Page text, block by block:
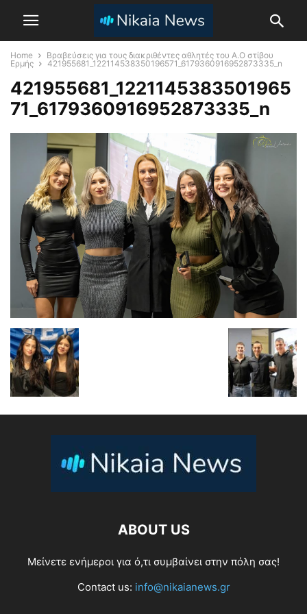
Home
Βραβεύσεις για τους διακριθέντες αθλητές του Α.Ο στίβου
Ερμής
421955681_122114538350196571_6179360916952873335_n
421955681_1221145383501965
71_6179360916952873335_n
ABOUT US
Μείνετε ενήμεροι για ό,τι συμβαίνει στην πόλη σας!
Contact us: info@nikaianews.gr